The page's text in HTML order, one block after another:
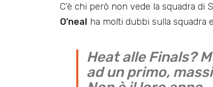
C’è chi però non vede la squadra di
O’neal ha molti dubbi sulla squadra
Heat alle Finals?
ad un primo,